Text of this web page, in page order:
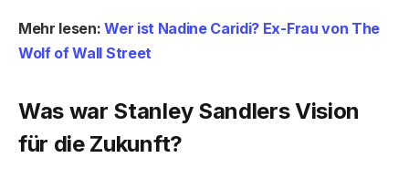
Mehr lesen:Wer ist Nadine Caridi? Ex-Frau von The
Wolf of Wall Street
Was war Stanley Sandlers Vision
für die Zukunft?